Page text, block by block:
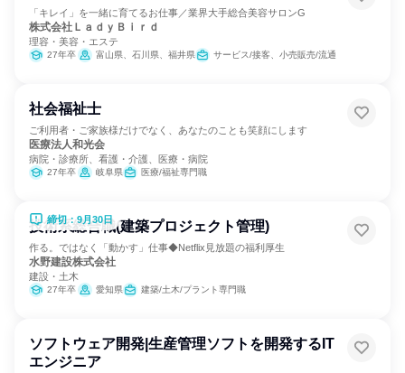
「キレイ」を一緒に育てるお仕事／業界大手総合美容サロンG
株式会社ＬａｄｙＢｉｒｄ
理容・美容・エステ
27年卒 富山県、石川県、福井県 サービス/接客、小売販売/流通
社会福祉士
ご利用者・ご家族様だけでなく、あなたのことも笑顔にします
医療法人和光会
病院・診療所、看護・介護、医療・病院
27年卒 岐阜県 医療/福祉専門職
締切：9月30日
技術系総合職(建築プロジェクト管理)
作る。ではなく「動かす」仕事◆Netflix見放題の福利厚生
水野建設株式会社
建設・土木
27年卒 愛知県 建築/土木/プラント専門職
ソフトウェア開発|生産管理ソフトを開発するIT
エンジニア